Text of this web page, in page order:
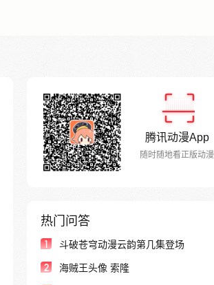
腾讯动漫App
随时随地看正版动漫
热门问答
1 斗破苍穹动漫云韵第几集登场
2 海贼王头像 索隆